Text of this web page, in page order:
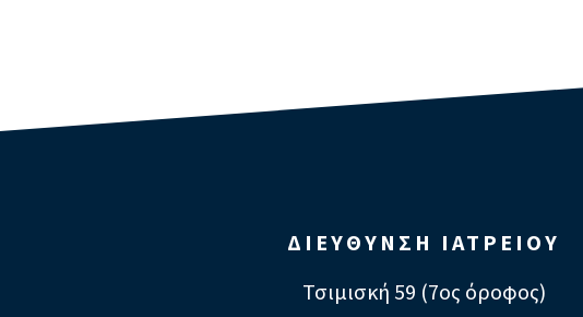
ΔΙΕΥΘΥΝΣΗ ΙΑΤΡΕΙΟΥ
Τσιμισκή 59 (7ος όροφος)